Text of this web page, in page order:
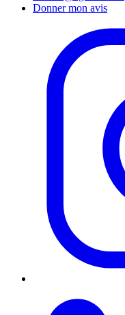
Donner mon avis